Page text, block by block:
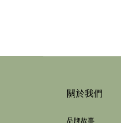
關於我們
品牌故事